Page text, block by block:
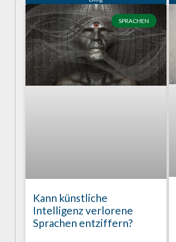
SPRACHEN
Kann künstliche
Intelligenz verlorene
Sprachen entziffern?